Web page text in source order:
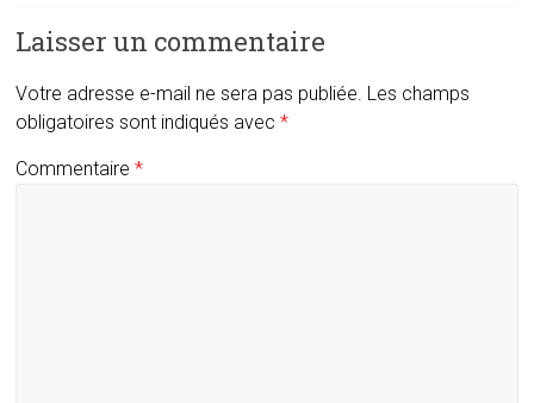
Laisser un commentaire
Votre adresse e-mail ne sera pas publiée. Les champs
obligatoires sont indiqués avec*
Commentaire*